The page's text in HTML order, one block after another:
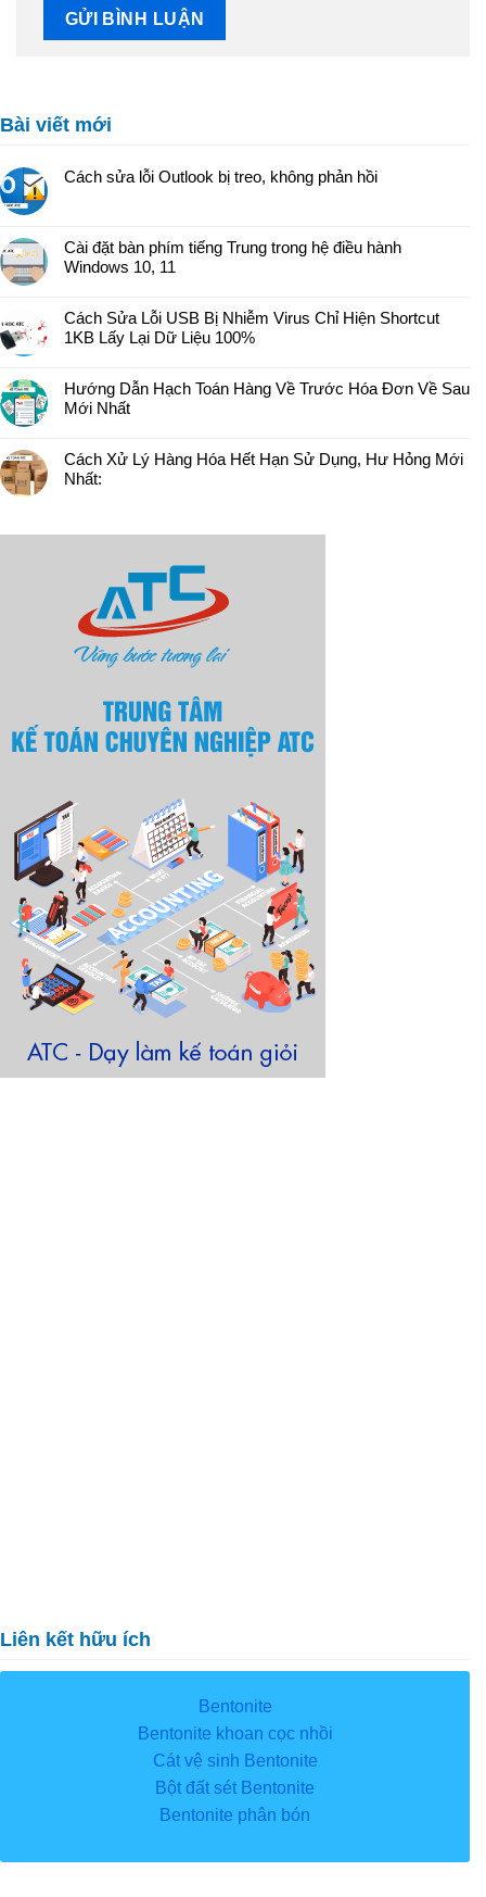
Bài viết mới
Cách sửa lỗi Outlook bị treo, không phản hồi
Cài đặt bàn phím tiếng Trung trong hệ điều hành
Windows 10, 11
Cách Sửa Lỗi USB Bị Nhiễm Virus Chỉ Hiện Shortcut
1KB Lấy Lại Dữ Liệu 100%
Hướng Dẫn Hạch Toán Hàng Về Trước Hóa Đơn Về Sau
Mới Nhất
Cách Xử Lý Hàng Hóa Hết Hạn Sử Dụng, Hư Hỏng Mới
Nhất:
Liên kết hữu ích
Bentonite
Bentonite khoan cọc nhồi
Cát vệ sinh Bentonite
Bột đất sét Bentonite
Bentonite phân bón